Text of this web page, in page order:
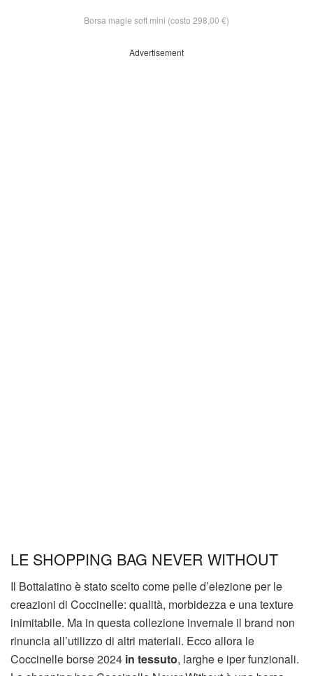
Borsa magie soft mini (costo 298,00 €)
Advertisement
LE SHOPPING BAG NEVER WITHOUT
Il Bottalatino è stato scelto come pelle d’elezione per le
creazioni di Coccinelle: qualità, morbidezza e una texture
inimitabile. Ma in questa collezione invernale il brand non
rinuncia all’utilizzo di altri materiali. Ecco allora le
Coccinelle borse 2024 in tessuto, larghe e iper funzionali.